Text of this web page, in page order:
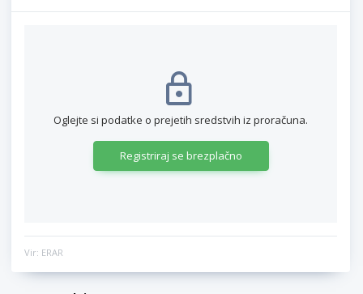
Oglejte si podatke o prejetih sredstvih iz proračuna.
Registriraj se brezplačno
Vir: ERAR